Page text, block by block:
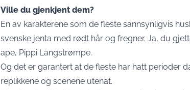
Ville du gjenkjent dem?
En av karakterene som de fleste sannsynligvis
svenske jenta med rødt hår og fregner. Ja, du
ape, Pippi Langstrømpe.
Og det er garantert at de fleste har hatt perioder
replikkene og scenene utenat.